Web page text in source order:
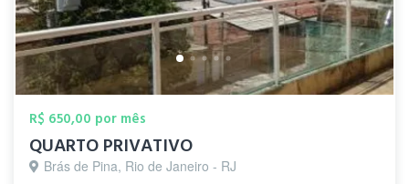
R$ 650,00 por mês
QUARTO PRIVATIVO
Brás de Pina, Rio de Janeiro - RJ